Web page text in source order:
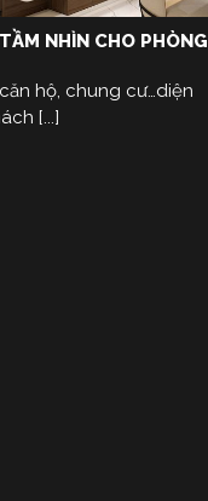
NHÌN CHO PHÒNG
hộ, chung cư…diện
[...]